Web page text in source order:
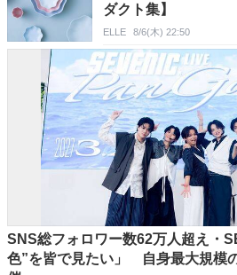
ダクト集】
ELLE 8/6(木) 22:50
SNS総フォロワー数62万人超え・
色”を皆で見たい」 自身最大規模